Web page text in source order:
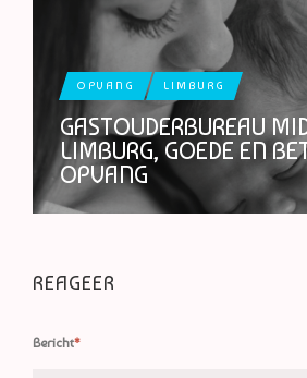
OPVANG LIMBURG
GASTOUDERBUREAU
LIMBURG, GOEDE EN
OPVANG
REAGEER
Bericht*